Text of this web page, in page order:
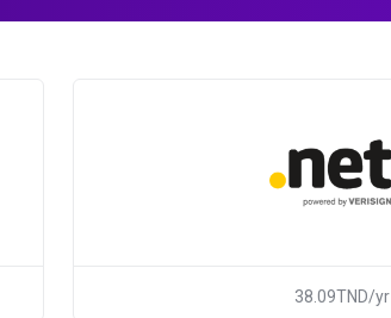
38.09TND/yr